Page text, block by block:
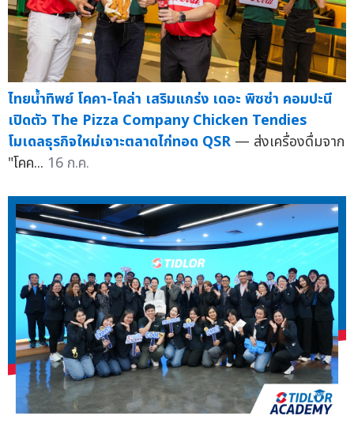
ไทยน้ำทิพย์ โคคา-โคล่า เสริมแกร่ง เดอะ พิซซ่า คอมปะนี
เปิดตัว The Pizza Company Chicken Tendies
โมเดลธุรกิจใหม่เจาะตลาดไก่ทอด QSR — ส่งเครื่องดื่มจาก
"โคค... 16 ก.ค.